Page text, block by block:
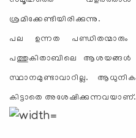
ശ്രമിക്കേണ്ടിയിരിക്കുന്നു.
പല ഉന്നത പണ്ഡിതന്മാരും
പത്തുകിതാബിലെ
സ്ഥാനമുണ്ടാവാറില്ല.
കിട്ടാതെ അശേഷിക്കുന്നവയാണ്.